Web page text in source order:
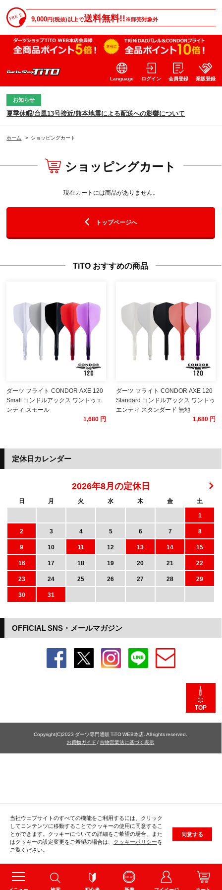
9,000円(税抜)以上で送料無料!!※卸売対象外
Language ログイン 会員登録 業販登録
お知らせ
夏季休暇/台風13号接近/熊本地震による配送への影響について
ホーム > ショッピングカート
ショッピングカート
現在カートには商品がありません。
トップページへ
TiTO おすすめの商品
ダーツ フライト CONDOR AXE 120
Small コンドルアックス ワントゥエ
ンティ スモール
1,680 円
ダーツ フライト CONDOR AXE 120
Standard コンドルアックス ワントゥ
エンティ スタンダード 無地
1,680 円
当社ウェブサイトのすべての機能をご利用するには、クリック
してコンテンツに移動することでクッキーの使用に同意するこ
とができます。クッキーについての詳細をご希望の場合、また
はクッキーの設定変更をご希望の場合は、 クッキーポリシーを
ご覧ください。
同意する
OFFICIAL SNS・メールマガジン
定休日カレンダー
2026年8月の定休日
日 月 火 水 木 金
土
1
2
3 4 5 6 7
8
9
10 11 12 13 14
15
16
17 18 19 20 21
22
23
24 25 26 27 28
29
30
31
TOP
Copyright(C)2023 ダーツ専門通販 TiTO WEB本店. All rights reserved.
お買物ガイド /古物営業法に基づく表示